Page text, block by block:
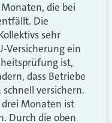
die bei
Die
sehr
Versicherung ein
ist,
dass Betriebe
versichern.
Monaten ist
Durch die oben